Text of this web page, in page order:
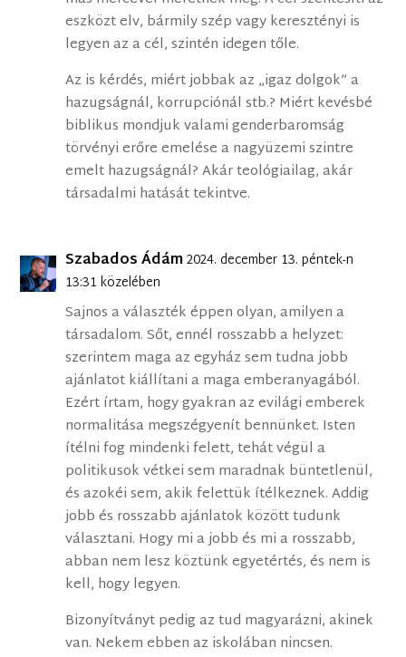
eszközt elv, bármily szép vagy keresztényi is
legyen az a cél, szintén idegen tőle.
Az is kérdés, miért jobbak az „igaz dolgok” a
hazugságnál, korrupciónál stb.? Miért kevésbé
biblikus mondjuk valami genderbaromság
törvényi erőre emelése a nagyüzemi szintre
emelt hazugságnál? Akár teológiailag, akár
társadalmi hatását tekintve.
Szabados Ádám2024. december 13. péntek-n
13:31 közelében
Sajnos a választék éppen olyan, amilyen a
társadalom. Sőt, ennél rosszabb a helyzet:
szerintem maga az egyház sem tudna jobb
ajánlatot kiállítani a maga emberanyagából.
Ezért írtam, hogy gyakran az evilági emberek
normalitása megszégyenít bennünket. Isten
ítélni fog mindenki felett, tehát végül a
politikusok vétkei sem maradnak büntetlenül,
és azokéi sem, akik felettük ítélkeznek. Addig
jobb és rosszabb ajánlatok között tudunk
választani. Hogy mi a jobb és mi a rosszabb,
abban nem lesz köztünk egyetértés, és nem is
kell, hogy legyen.
Bizonyítványt pedig az tud magyarázni, akinek
van. Nekem ebben az iskolában nincsen.